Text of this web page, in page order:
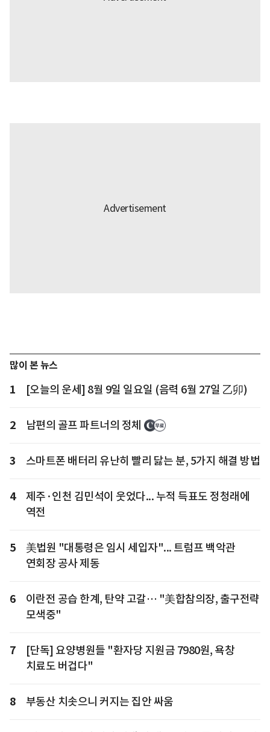
많이 본 뉴스
1 [오늘의 운세] 8월 9일 일요일 (음력 6월 27일 乙卯)
2 남편의 골프 파트너의 정체
3 스마트폰 배터리 유난히 빨리 닳는 분, 5가지 해결 방법
4
제주·인천 김민석이 웃었다... 누적 득표도 정청래에
역전
5
美법원 "대통령은 임시 세입자"... 트럼프 백악관
연회장 공사 제동
6
이란전 공습 한계, 탄약 고갈… "美합참의장, 출구전략
모색중"
7
[단독] 요양병원들 "환자당 지원금 7980원, 욕창
치료도 버겁다"
8 부동산 치솟으니 커지는 집안 싸움